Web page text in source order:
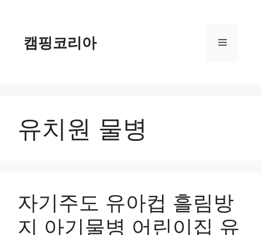
캠핑코리아 메
유치원 물병
자기주도 유아컵 흘림방
지 아기물병 어린이집 유